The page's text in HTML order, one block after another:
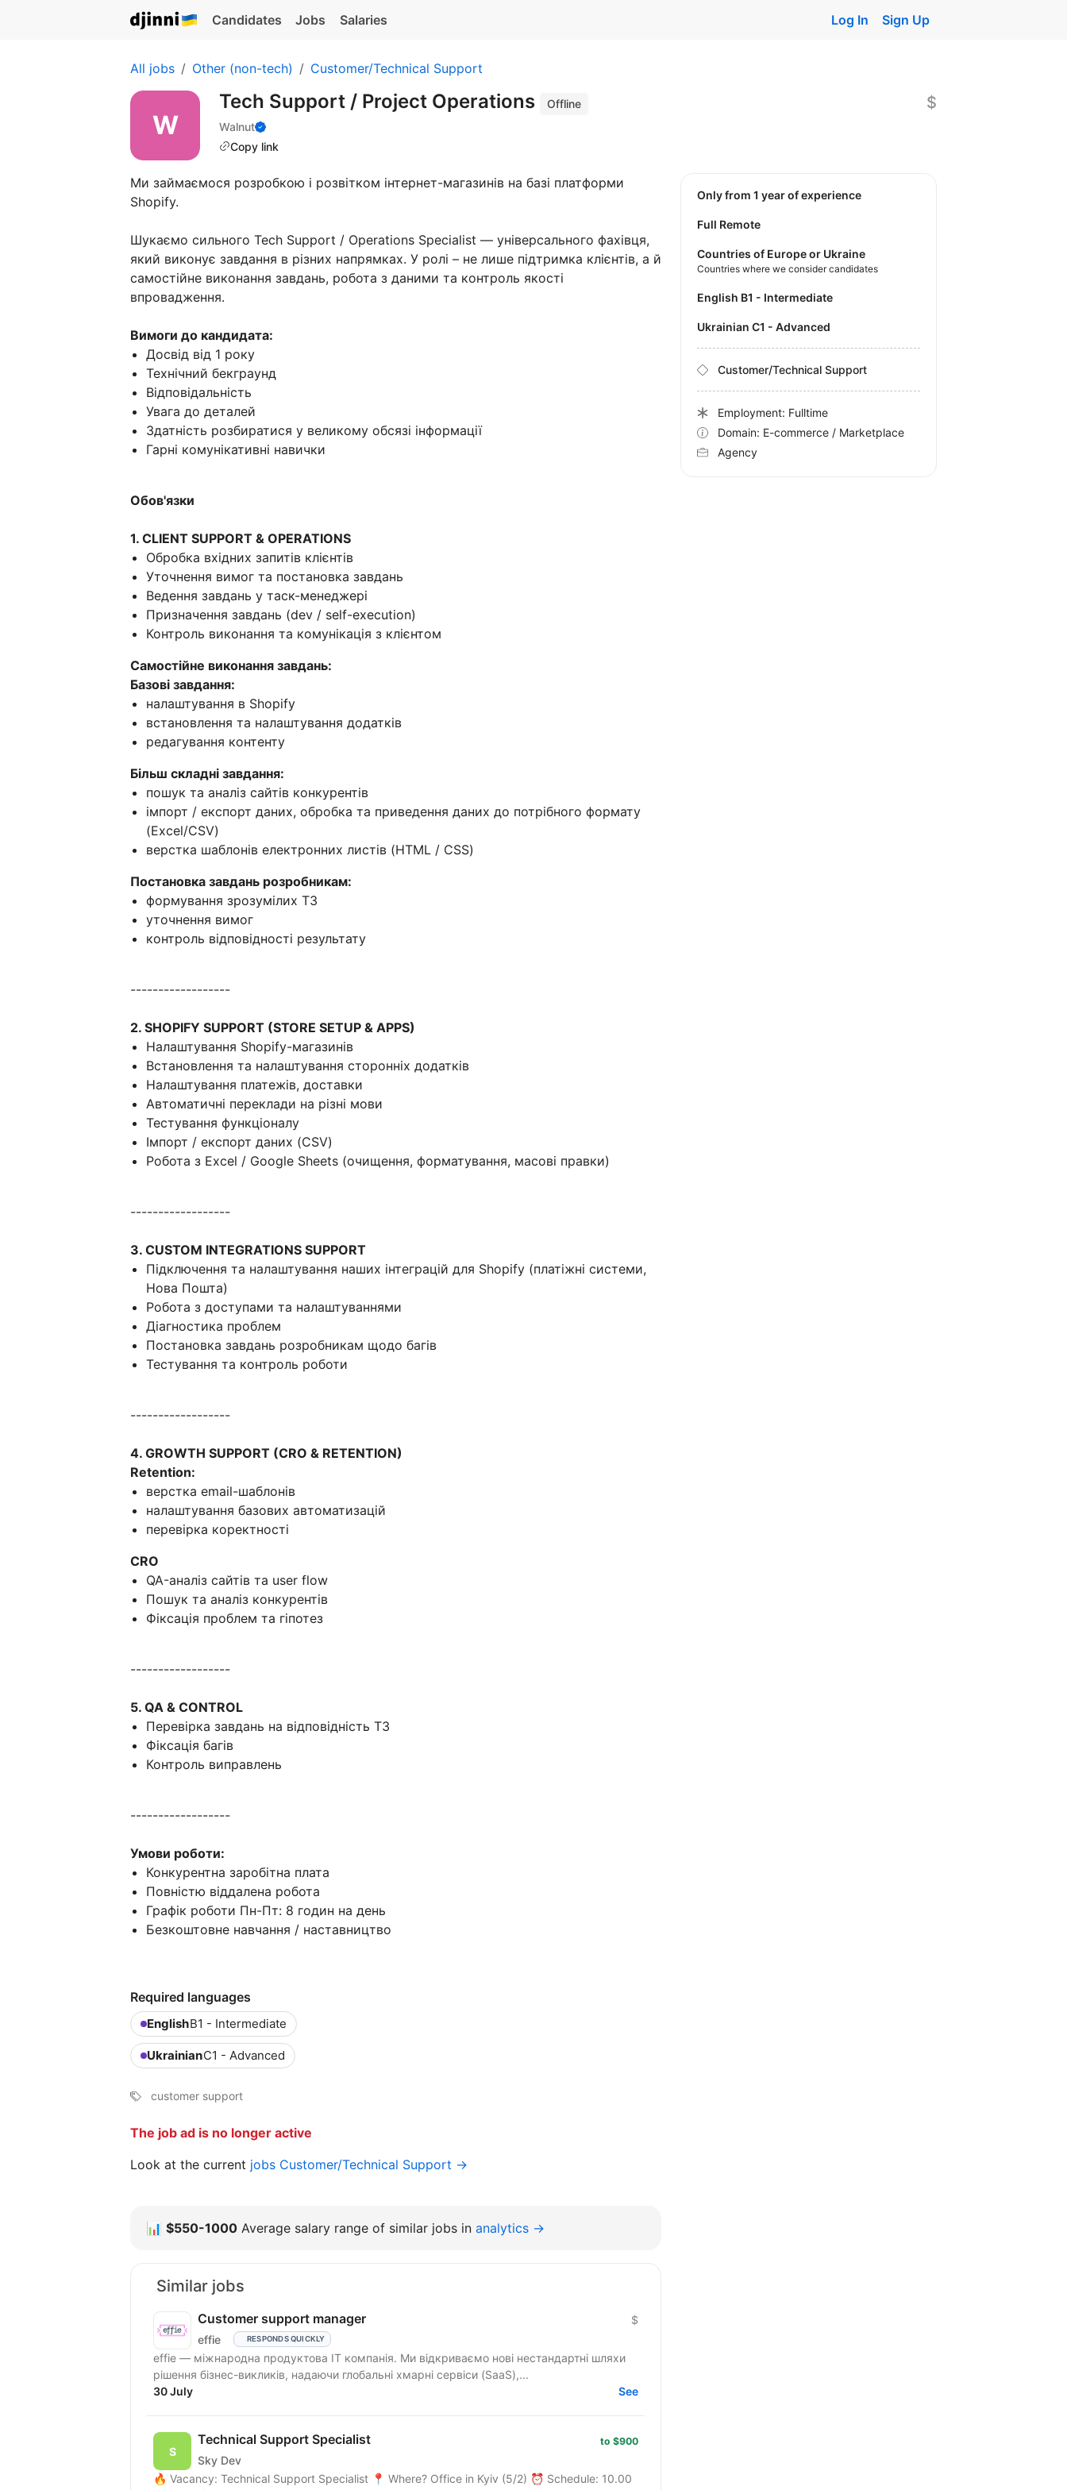
Candidates Jobs Salaries Log In Sign Up
All jobs Other (non-tech) Customer/Technical Support
Tech Support / Project Operations
Offline
Walnut
Copy link
$
Ми займаємося розробкою і розвітком інтернет-магазинів на базі платформи
Shopify.
Шукаємо сильного Tech Support / Operations Specialist — універсального фахівця,
який виконує завдання в різних напрямках. У ролі – не лише підтримка клієнтів, а й
самостійне виконання завдань, робота з даними та контроль якості
впровадження.
Вимоги до кандидата:
Досвід від 1 року
Технічний бекграунд
Відповідальність
Увага до деталей
Здатність розбиратися у великому обсязі інформації
Гарні комунікативні навички
Обов'язки
1. CLIENT SUPPORT & OPERATIONS
Обробка вхідних запитів клієнтів
Уточнення вимог та постановка завдань
Ведення завдань у таск-менеджері
Призначення завдань (dev / self-execution)
Контроль виконання та комунікація з клієнтом
Самостійне виконання завдань:
Базові завдання:
налаштування в Shopify
встановлення та налаштування додатків
редагування контенту
Більш складні завдання:
пошук та аналіз сайтів конкурентів
імпорт / експорт даних, обробка та приведення даних до потрібного формату
(Excel/CSV)
верстка шаблонів електронних листів (HTML / CSS)
Постановка завдань розробникам:
формування зрозумілих ТЗ
уточнення вимог
контроль відповідності результату
------------------
2. SHOPIFY SUPPORT (STORE SETUP & APPS)
Налаштування Shopify-магазинів
Встановлення та налаштування сторонніх додатків
Налаштування платежів, доставки
Автоматичні переклади на різні мови
Тестування функціоналу
Імпорт / експорт даних (CSV)
Робота з Excel / Google Sheets (очищення, форматування, масові правки)
------------------
3. CUSTOM INTEGRATIONS SUPPORT
Підключення та налаштування наших інтеграцій для Shopify (платіжні системи,
Нова Пошта)
Робота з доступами та налаштуваннями
Діагностика проблем
Постановка завдань розробникам щодо багів
Тестування та контроль роботи
------------------
4. GROWTH SUPPORT (CRO & RETENTION)
Retention:
верстка email-шаблонів
налаштування базових автоматизацій
перевірка коректності
CRO
QA-аналіз сайтів та user flow
Пошук та аналіз конкурентів
Фіксація проблем та гіпотез
------------------
5. QA & CONTROL
Перевірка завдань на відповідність ТЗ
Фіксація багів
Контроль виправлень
------------------
Умови роботи:
Конкурентна заробітна плата
Повністю віддалена робота
Графік роботи Пн-Пт: 8 годин на день
Безкоштовне навчання / наставництво
Required languages
EnglishB1 - Intermediate
UkrainianC1 - Advanced
customer support
The job ad is no longer active
Look at the current jobs Customer/Technical Support →
Only from 1 year of experience
Full Remote
Countries of Europe or Ukraine
Countries where we consider candidates
English B1 - Intermediate
Ukrainian C1 - Advanced
Customer/Technical Support
Employment: Fulltime
Domain: E-commerce / Marketplace
Agency
📊 $550-1000 Average salary range of similar jobs in analytics →
Similar jobs
Customer support manager
effie RESPONDS QUICKLY
$
effie — міжнародна продуктова IT компанія. Ми відкриваємо нові нестандартні шляхи
рішення бізнес-викликів, надаючи глобальні хмарні сервіси (SaaS),...
30 July
See
Technical Support Specialist
Sky Dev
to $900
🔥 Vacancy: Technical Support Specialist 📍 Where? Office in Kyiv (5/2) ⏰ Schedule: 10.00